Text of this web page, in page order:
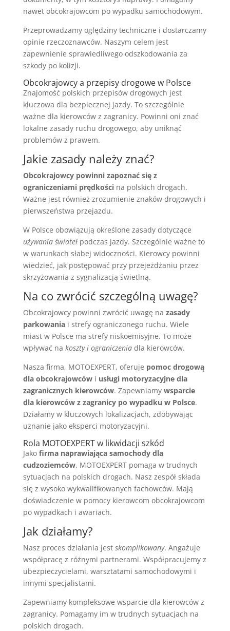
nawet obcokrajowcom po wypadku samochodowym.
Przeprowadzamy oględziny techniczne i dostarczamy
opinie rzeczoznawców. Naszym celem jest
zapewnienie sprawiedliwego odszkodowania za
szkody po kolizji.
Obcokrajowcy a przepisy drogowe w Polsce
Znajomość polskich przepisów drogowych jest
kluczowa dla bezpiecznej jazdy. To szczególnie
ważne dla kierowców z zagranicy. Powinni oni znać
lokalne zasady ruchu drogowego, aby uniknąć
problemów z prawem.
Jakie zasady należy znać?
Obcokrajowcy powinni zapoznać się z
ograniczeniami prędkościna polskich drogach.
Ważne jest również zrozumienie znaków drogowych i
pierwszeństwa przejazdu.
W Polsce obowiązują określone zasady dotyczące
używania światełpodczas jazdy. Szczególnie ważne to
w warunkach słabej widoczności. Kierowcy powinni
wiedzieć, jak postępować przy przejeżdżaniu przez
skrzyżowania z sygnalizacją świetlną.
Na co zwrócić szczególną uwagę?
Obcokrajowcy powinni zwrócić uwagę na zasady
parkowaniai strefy ograniczonego ruchu. Wiele
miast w Polsce ma strefy niskoemisyjne. To może
wpływać na koszty i ograniczeniadla kierowców.
Nasza firma, MOTOEXPERT, oferuje pomoc drogową
dla obcokrajowcówi usługi motoryzacyjne dla
zagranicznych kierowców. Zapewniamy wsparcie
dla kierowców z zagranicy po wypadku w Polsce.
Działamy w kluczowych lokalizacjach, zdobywając
uznanie jako eksperci motoryzacyjni.
Rola MOTOEXPERT w likwidacji szkód
Jako firma naprawiająca samochody dla
cudzoziemców, MOTOEXPERT pomaga w trudnych
sytuacjach na polskich drogach. Nasz zespół składa
się z wysoko wykwalifikowanych fachowców. Mają
doświadczenie w pomocy kierowcom obcokrajowcom
po wypadkach i awariach.
Jak działamy?
Nasz proces działania jest skomplikowany. Angażuje
współpracę z różnymi partnerami. Współpracujemy z
ubezpieczycielami, warsztatami samochodowymi i
innymi specjalistami.
Zapewniamy kompleksowe wsparcie dla kierowców z
zagranicy. Pomagamy im w trudnych sytuacjach na
polskich drogach.